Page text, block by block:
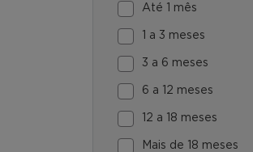
Até 1 mês
1 a 3 meses
3 a 6 meses
6 a 12 meses
12 a 18 meses
Mais de 18 meses